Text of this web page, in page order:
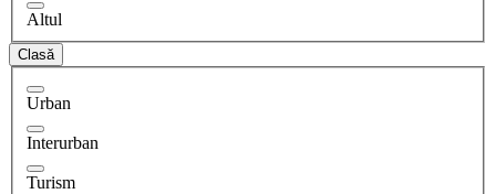
Altul
Clasă
Urban
Interurban
Turism